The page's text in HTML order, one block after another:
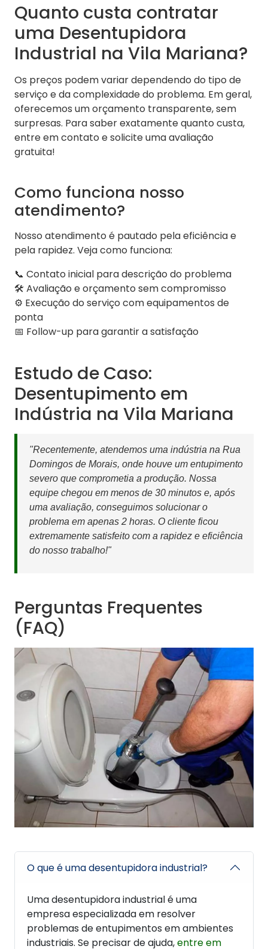
Quanto custa contratar
uma Desentupidora
Industrial na Vila Mariana?
Os preços podem variar dependendo do tipo de
serviço e da complexidade do problema. Em geral,
oferecemos um orçamento transparente, sem
surpresas. Para saber exatamente quanto custa,
entre em contato e solicite uma avaliação
gratuita!
Como funciona nosso
atendimento?
Nosso atendimento é pautado pela eficiência e
pela rapidez. Veja como funciona:
📞 Contato inicial para descrição do problema
🛠️ Avaliação e orçamento sem compromisso
⚙️ Execução do serviço com equipamentos de
ponta
📅 Follow-up para garantir a satisfação
Estudo de Caso:
Desentupimento em
Indústria na Vila Mariana
"Recentemente, atendemos uma indústria na Rua
Domingos de Morais, onde houve um entupimento
severo que comprometia a produção. Nossa
equipe chegou em menos de 30 minutos e, após
uma avaliação, conseguimos solucionar o
problema em apenas 2 horas. O cliente ficou
extremamente satisfeito com a rapidez e eficiência
do nosso trabalho!"
Perguntas Frequentes
(FAQ)
O que é uma desentupidora industrial?
Uma desentupidora industrial é uma
empresa especializada em resolver
problemas de entupimentos em ambientes
industriais. Se precisar de ajuda,entre em